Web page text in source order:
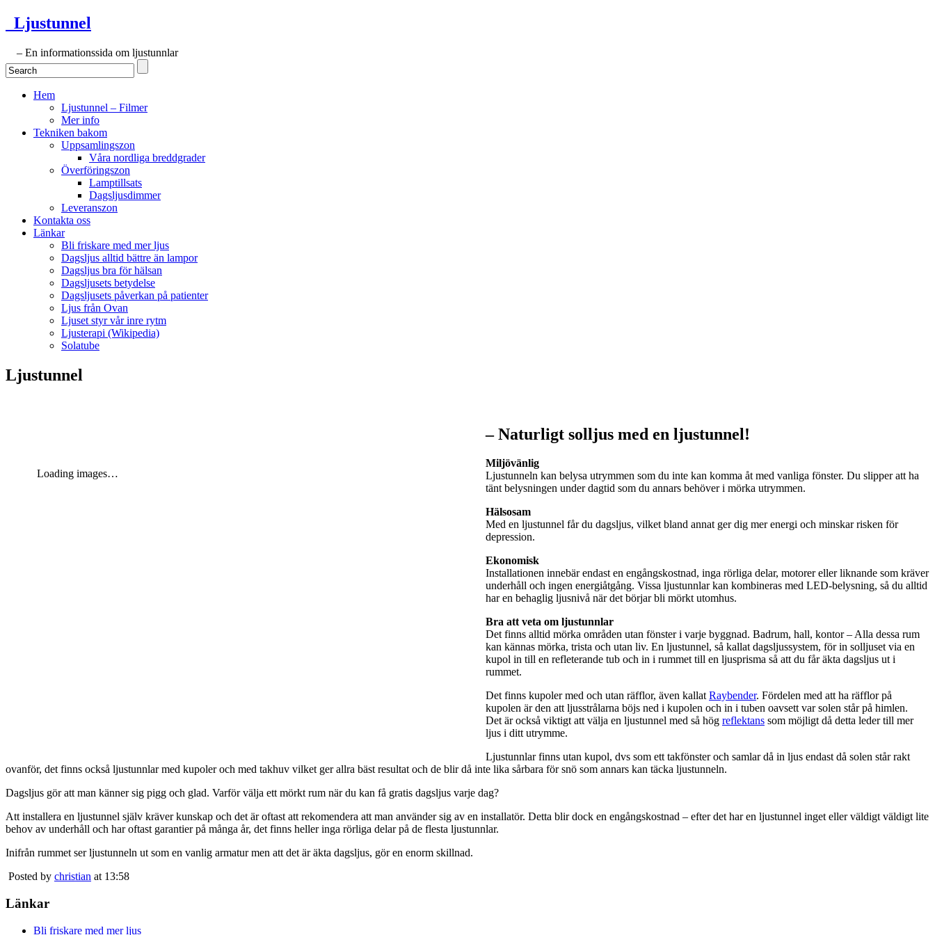
Ljustunnel
– En informationssida om ljustunnlar
Hem
Ljustunnel – Filmer
Mer info
Tekniken bakom
Uppsamlingszon
Våra nordliga breddgrader
Överföringszon
Lamptillsats
Dagsljusdimmer
Leveranszon
Kontakta oss
Länkar
Bli friskare med mer ljus
Dagsljus alltid bättre än lampor
Dagsljus bra för hälsan
Dagsljusets betydelse
Dagsljusets påverkan på patienter
Ljus från Ovan
Ljuset styr vår inre rytm
Ljusterapi (Wikipedia)
Solatube
Ljustunnel
Loading images…
– Naturligt solljus med en ljustunnel!
Miljövänlig
Ljustunneln kan belysa utrymmen som du inte kan komma åt med vanliga fönster. Du slipper att ha
tänt belysningen under dagtid som du annars behöver i mörka utrymmen.
Hälsosam
Med en ljustunnel får du dagsljus, vilket bland annat ger dig mer energi och minskar risken för
depression.
Ekonomisk
Installationen innebär endast en engångskostnad, inga rörliga delar, motorer eller liknande som kräver
underhåll och ingen energiåtgång. Vissa ljustunnlar kan kombineras med LED-belysning, så du alltid
har en behaglig ljusnivå när det börjar bli mörkt utomhus.
Bra att veta om ljustunnlar
Det finns alltid mörka områden utan fönster i varje byggnad. Badrum, hall, kontor – Alla dessa rum
kan kännas mörka, trista och utan liv. En ljustunnel, så kallat dagsljussystem, för in solljuset via en
kupol in till en refleterande tub och in i rummet till en ljusprisma så att du får äkta dagsljus ut i
rummet.
Det finns kupoler med och utan räfflor, även kallatRaybender. Fördelen med att ha räfflor på
kupolen är den att ljusstrålarna böjs ned i kupolen och in i tuben oavsett var solen står på himlen.
Det är också viktigt att välja en ljustunnel med så hög reflektans som möjligt då detta leder till mer
ljus i ditt utrymme.
Ljustunnlar finns utan kupol, dvs som ett takfönster och samlar då in ljus endast då solen står rakt
ovanför, det finns också ljustunnlar med kupoler och med takhuv vilket ger allra bäst resultat och de blir då inte lika sårbara för snö som annars kan täcka ljustunneln.
Dagsljus gör att man känner sig pigg och glad. Varför välja ett mörkt rum när du kan få gratis dagsljus varje dag?
Att installera en ljustunnel själv kräver kunskap och det är oftast att rekomendera att man använder sig av en installatör. Detta blir dock en engångskostnad – efter det har en ljustunnel inget eller väldigt väldigt lite
behov av underhåll och har oftast garantier på många år, det finns heller inga rörliga delar på de flesta ljustunnlar.
Inifrån rummet ser ljustunneln ut som en vanlig armatur men att det är äkta dagsljus, gör en enorm skillnad.
Posted by christian at 13:58
Länkar
Bli friskare med mer ljus